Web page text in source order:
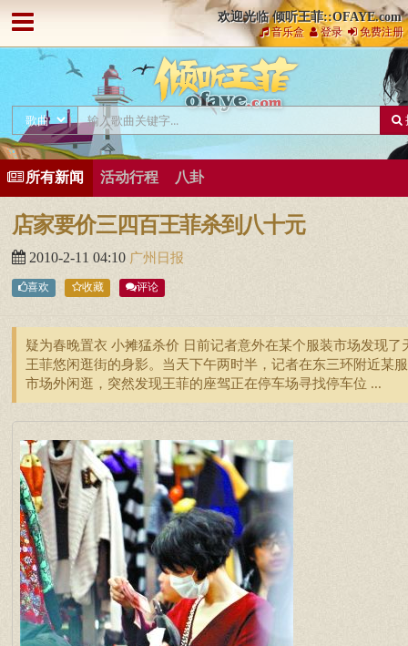
欢迎光临 倾听王菲::OFAYE.com
音乐盒 登录 免费注册
所有新闻 活动行程 八卦
店家要价三四百王菲杀到八十元
2010-2-11 04:10 广州日报
喜欢 收藏 评论
疑为春晚置衣 小摊猛杀价 日前记者意外在某个服装市场发现了
王菲悠闲逛街的身影。当天下午两时半，记者在东三环附近某
市场外闲逛，突然发现王菲的座驾正在停车场寻找停车位 ...